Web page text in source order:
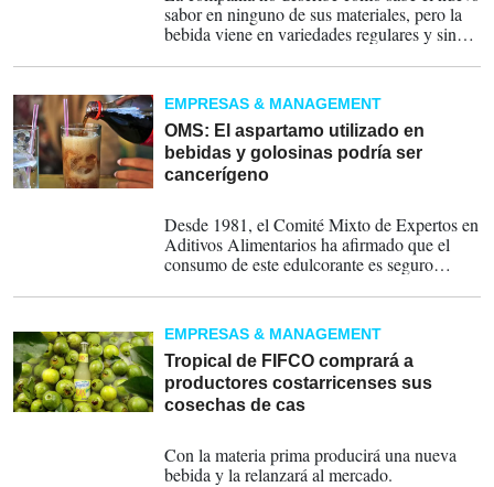
sabor en ninguno de sus materiales, pero la
bebida viene en variedades regulares y sin
EMPRESAS & MANAGEMENT
OMS: El aspartamo utilizado en
bebidas y golosinas podría ser
cancerígeno
Desde 1981, el Comité Mixto de Expertos en
Aditivos Alimentarios ha afirmado que el
consumo de este edulcorante es seguro
EMPRESAS & MANAGEMENT
Tropical de FIFCO comprará a
productores costarricenses sus
cosechas de cas
Con la materia prima producirá una nueva
bebida y la relanzará al mercado.